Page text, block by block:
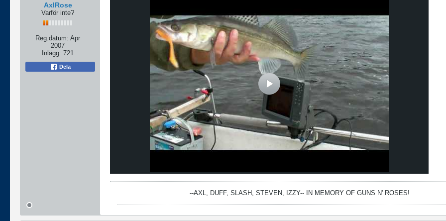
AxlRose
Varför inte?
Reg.datum: Apr
2007
Inlägg: 721
Dela
--AXL, DUFF, SLASH, STEVEN, IZZY-- IN MEMORY OF GUNS N' ROSES!